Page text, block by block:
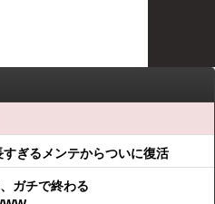
すぎるメンテからついに復活
ガチで終わる